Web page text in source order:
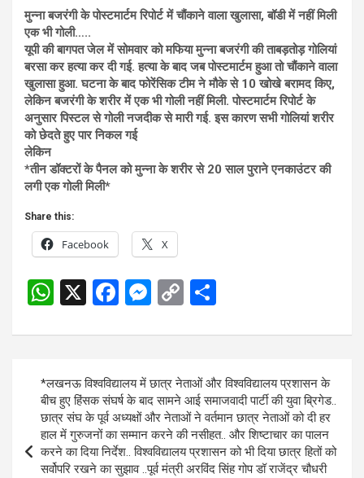
मुन्ना बजरंगी के पोस्टमार्टम रिपोर्ट में चौंकाने वाला खुलासा, बॉडी में नहीं मिली
एक भी गोली…..
यूपी की बागपत जेल में सोमवार को मफिया मुन्ना बजरंगी की ताबड़तोड़ गोलियां
बरसा कर हत्या कर दी गई. हत्या के बाद जब पोस्टमार्टम हुआ तो चौंकाने वाला
खुलासा हुआ. घटना के बाद फोरेंसिक टीम ने मौके से 10 खोखे बरामद किए,
लेकिन बजरंगी के शरीर में एक भी गोली नहीं मिली. पोस्टमार्टम रिपोर्ट के
अनुसार पिस्टल से गोली नजदीक से मारी गई. इस कारण सभी गोलियां शरीर
को छेदते हुए पार निकल गई
लेकिन
*तीन डॉक्टरों के पैनल को मुन्ना के शरीर से 20 साल पुराने एनकाउंटर की
लगी एक गोली मिली*
Share this:
Facebook X
W
at
A
p
p
X
F
ce
o
o
k
M
se
g
er
C
py
Li
n
k
ar
e
navigation
*लखनऊ विश्वविद्यालय में छात्र नेताओं और विश्वविद्यालय प्रशासन के
बीच हुए हिंसक संघर्ष के बाद सामने आई समाजवादी पार्टी की युवा ब्रिगेड..
छात्र संघ के पूर्व अध्यक्षों और नेताओं ने वर्तमान छात्र नेताओं को दी हर
हाल में गुरुजनों का सम्मान करने की नसीहत.. और शिष्टाचार का पालन
करने का दिया निर्देश.. विश्वविद्यालय प्रशासन को भी दिया छात्र हितों को
सर्वोपरि रखने का सुझाव ..पूर्व मंत्री अरविंद सिंह गोप डॉ राजेंद्र चौधरी